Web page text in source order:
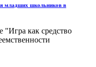
младших школьников в
"Игра как средство